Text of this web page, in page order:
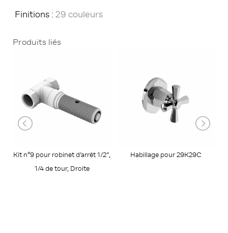
Finitions : 29 couleurs
Produits liés
Kit n°9 pour robinet d’arrêt 1/2”,
1/4 de tour, Droite
Habillage pour 29K29C